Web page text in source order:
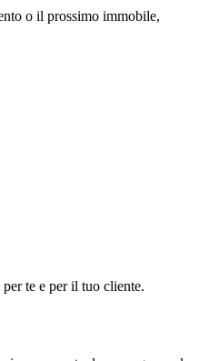
o il prossimo immobile,
te e per il tuo cliente.